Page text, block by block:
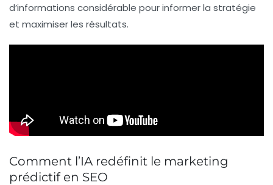
d’informations considérable pourinformerla stratégie
et maximiserles résultats.
Comment l’IA redéfinit le marketing
prédictif en SEO